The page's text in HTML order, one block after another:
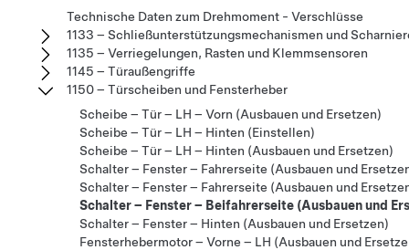
Technische Daten zum Drehmoment - Verschlüsse
1133 – Schließunterstützungsmechanismen und
1135 – Verriegelungen, Rasten und Klemmsensoren
1145 – Türaußengriffe
1150 – Türscheiben und Fensterheber
Scheibe – Tür – LH – Vorn (Ausbauen und Ersetzen)
Scheibe – Tür – LH – Hinten (Einstellen)
Scheibe – Tür – LH – Hinten (Ausbauen und Ersetzen)
Schalter – Fenster – Fahrerseite (Ausbauen und
Schalter – Fenster – Fahrerseite (Ausbauen und
Schalter – Fenster – Beifahrerseite (Ausbauen und
Schalter – Fenster – Hinten (Ausbauen und Ersetzen)
Fensterhebermotor – Vorne – LH (Ausbauen und